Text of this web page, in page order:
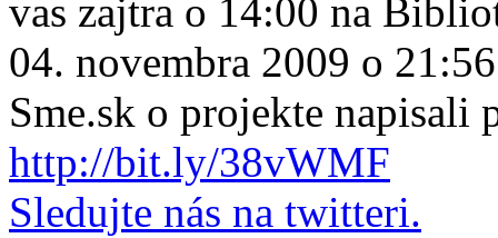
vas zajtra o 14:00 na
04. novembra 2009 o 21:56
Sme.sk o projekte napisali
http://bit.ly/38vWMF
Sledujte nás na twitteri.